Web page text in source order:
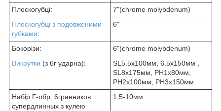
Плоскогубці:
7"(chrome molybdenum)
Плоскогубці з подовженими
губками:
6"
Бокорізи:
6"(chrome molybdenum)
Викрутки (з 6г ударна):
SL5.5х100мм, 6.5х150мм ,
SL8х175мм, РН1х80мм,
РН2х100мм, РН3х150мм
Набір Г-обр. 6гранников
супердлинных з кулею
1,5-10мм